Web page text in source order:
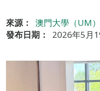
來源：
澳門大學（UM）
發布日期：
2026年5月